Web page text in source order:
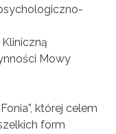
Mowy
której celem
form